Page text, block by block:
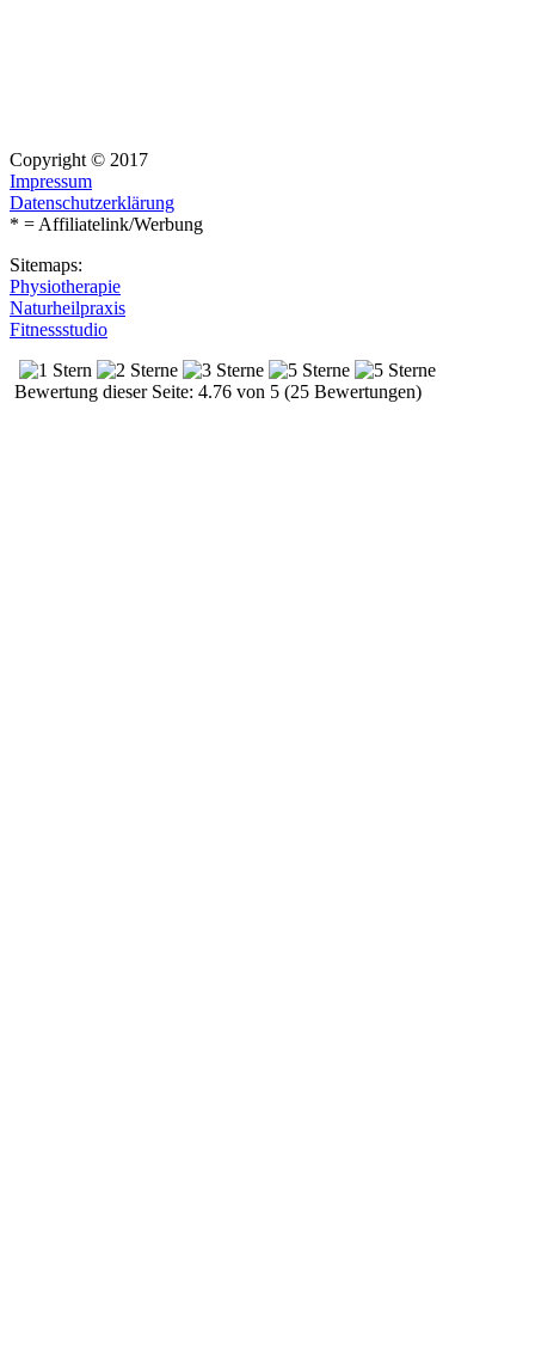
Copyright © 2017
Impressum
Datenschutzerklärung
* = Affiliatelink/Werbung
Sitemaps:
Physiotherapie
Naturheilpraxis
Fitnessstudio
Bewertung dieser Seite: 4.76 von 5 (25 Bewertungen)